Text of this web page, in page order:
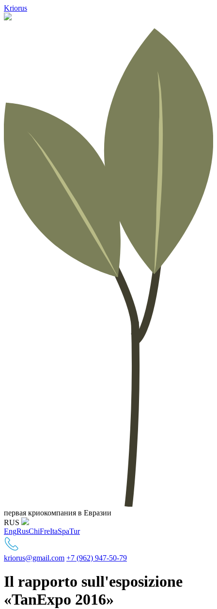
Kriorus
первая криокомпания в Евразии
RUS
EngRusChiFreItaSpaTur
kriorus@gmail.com +7 (962) 947-50-79
Il rapporto sull'esposizione
«TanExpo 2016»